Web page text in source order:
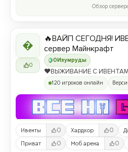
Обзор

0
0 Изумруды
🔥ВАЙП СЕГОДНЯ!
сервер Майнкрафт
❤️ВЫЖИВАНИЕ С
120 игроков онлайн
Ивенты 0 Хардкор 0
Приват 0 Моб арена 0